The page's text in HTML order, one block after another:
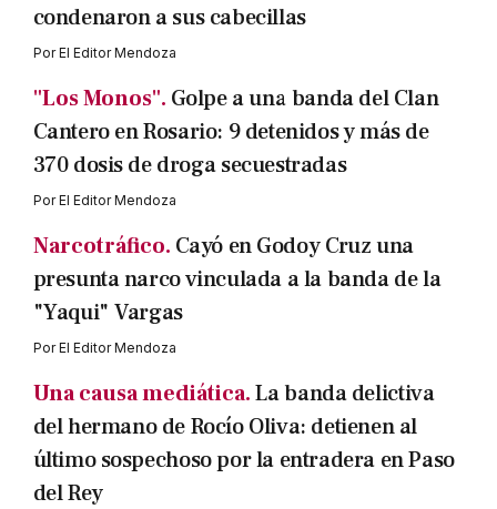
condenaron a sus cabecillas
PorEl Editor Mendoza
"Los Monos". Golpe a una banda del Clan
Cantero en Rosario: 9 detenidos y más de
370 dosis de droga secuestradas
PorEl Editor Mendoza
Narcotráfico. Cayó en Godoy Cruz una
presunta narco vinculada a la banda de la
"Yaqui" Vargas
PorEl Editor Mendoza
Una causa mediática.La banda delictiva
del hermano de Rocío Oliva: detienen al
último sospechoso por la entradera en Paso
del Rey